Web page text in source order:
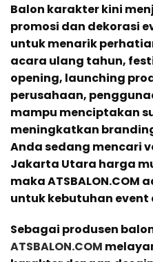
Balon karakter kini
promosi dan dekorasi
untuk menarik
acara ulang tahun,
opening, launching
perusahaan,
mampu menciptakan
meningkatkan
Anda sedang mencari
Jakarta Utara harga
maka
untuk kebutuhan event
Sebagai produsen
ATSBALON.COM